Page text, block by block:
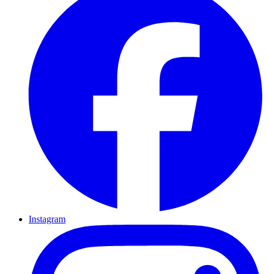
Instagram